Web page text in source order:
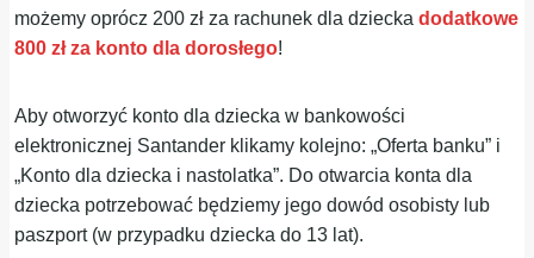
możemy oprócz 200 zł za rachunek dla dzieckadodatkowe
800 zł za konto dla dorosłego!
Aby otworzyć konto dla dziecka w bankowości
elektronicznej Santander klikamy kolejno: „Oferta banku” i
„Konto dla dziecka i nastolatka”. Do otwarcia konta dla
dziecka potrzebować będziemy jego dowód osobisty lub
paszport (w przypadku dziecka do 13 lat).